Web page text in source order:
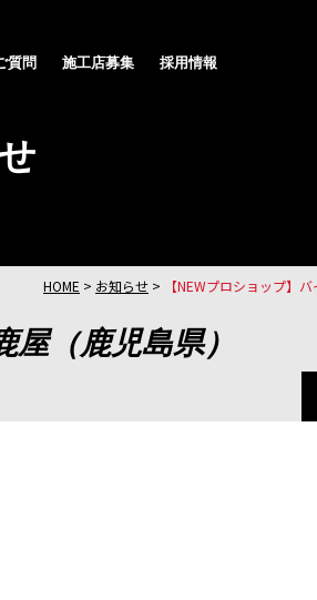
質問 施工店募集 採用情報
HOME > お知らせ > 【NEWプロショップ】
（鹿児島県）